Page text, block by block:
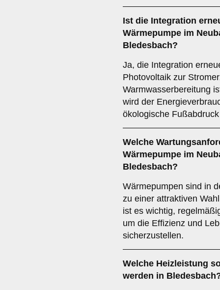
Ist die Integration
Wärmepumpe im
Bledesbach?
Ja, die Integration
Photovoltaik zur
Warmwasserbereitung
wird der
ökologische
Welche
Wärmepumpe im
Bledesbach?
Wärmepumpen sind in
zu einer attraktiven
ist es wichtig,
um die Effizienz und
sicherzustellen.
Welche Heizleistung
werden in